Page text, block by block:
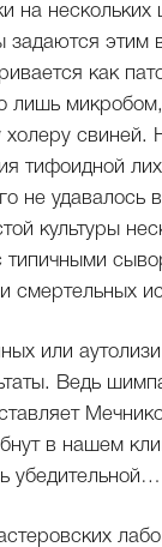
на
задаются
как
лишь
свиней.
тифоидной
не удавалось
культуры
типичными
смертельных
или
Ведь
в нашем
убедительной…